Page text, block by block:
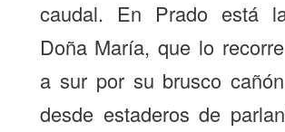
caudal. En Prado está
Doña María, que lo
a sur por su brusco
desde estaderos de